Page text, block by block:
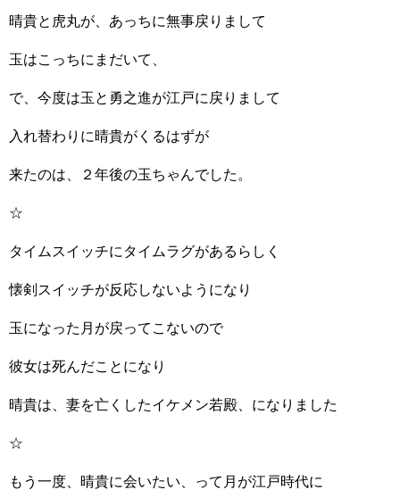
晴貴と虎丸が、あっちに無事戻りまして
玉はこっちにまだいて、
で、今度は玉と勇之進が江戸に戻りまして
入れ替わりに晴貴がくるはずが
来たのは、２年後の玉ちゃんでした。
☆
タイムスイッチにタイムラグがあるらしく
懐剣スイッチが反応しないようになり
玉になった月が戻ってこないので
彼女は死んだことになり
晴貴は、妻を亡くしたイケメン若殿、になりました
☆
もう一度、晴貴に会いたい、って月が江戸時代に